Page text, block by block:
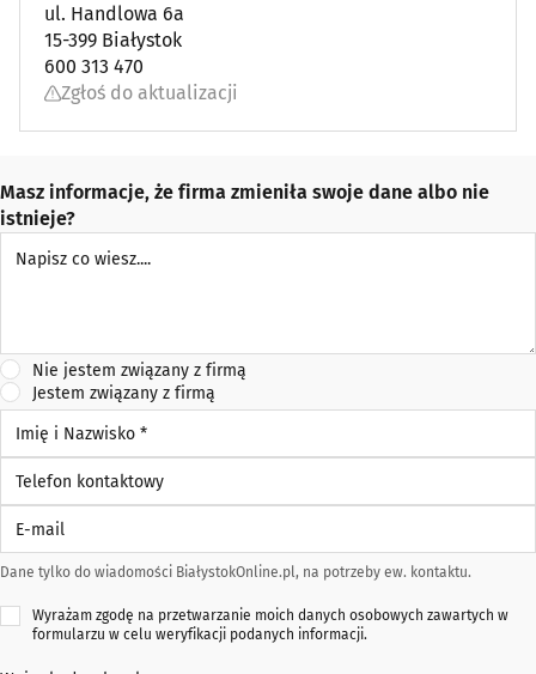
ul. Handlowa 6a
15-399 Białystok
600 313 470
Zgłoś do aktualizacji
Masz informacje, że firma zmieniła swoje dane albo nie
istnieje?
Nie jestem związany z firmą
Jestem związany z firmą
Dane tylko do wiadomości BiałystokOnline.pl, na potrzeby ew. kontaktu.
Wyrażam zgodę na przetwarzanie moich danych osobowych zawartych w
formularzu w celu weryfikacji podanych informacji.